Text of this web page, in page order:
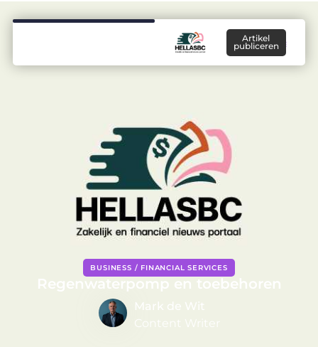
Artikel
publiceren
BUSINESS / FINANCIAL SERVICES
Regenwaterpomp en toebehoren
Mark de Wit
Content Writer